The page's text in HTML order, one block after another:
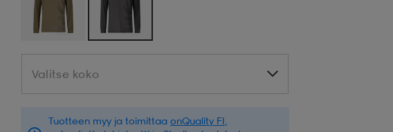
Valitse koko
Valitse koko
Tuotteen myy ja toimittaa onQuality FI